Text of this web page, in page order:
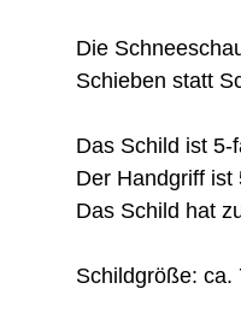
Die
Schieben statt
Das Schild ist 5-
Der Handgriff ist
Das Schild hat
Schildgröße: ca.